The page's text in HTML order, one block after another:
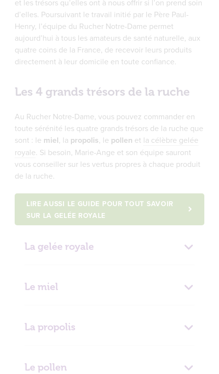
et les trésors qu’elles ont à nous offrir si l’on prend soin
d’elles. Poursuivant le travail initié par le Père Paul-
Henry, l’équipe du Rucher Notre-Dame permet
aujourd’hui à tous les amateurs de santé naturelle, aux
quatre coins de la France, de recevoir leurs produits
directement à leur domicile en toute confiance.
Les 4 grands trésors de la ruche
Au Rucher Notre-Dame, vous pouvez commander en
toute sérénité les quatre grands trésors de la ruche que
sont : le miel, la propolis, le pollen et la célèbre gelée
royale. Si besoin, Marie-Ange et son équipe sauront
vous conseiller sur les vertus propres à chaque produit
de la ruche.
LIRE AUSSI LE GUIDE POUR TOUT SAVOIR
SUR LA GELÉE ROYALE
La gelée royale
Le miel
La propolis
Le pollen